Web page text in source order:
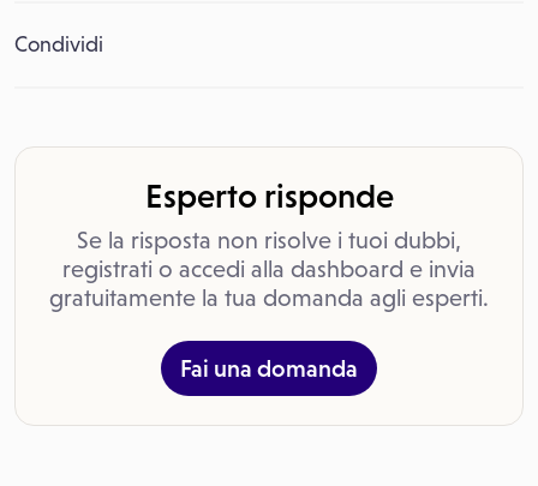
Condividi
Esperto risponde
Se la risposta non risolve i tuoi dubbi,
registrati o accedi alla dashboard e invia
gratuitamente la tua domanda agli esperti.
Fai una domanda